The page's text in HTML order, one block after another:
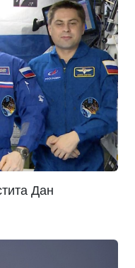
Дан